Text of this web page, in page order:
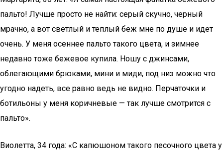
пальто! Лучше просто не найти: серый скучно, черный
мрачно, а вот светлый и теплый беж мне по душе и идет
очень. У меня осеннее пальто такого цвета, и зимнее
недавно тоже бежевое купила. Ношу с джинсами,
облегающими брюками, мини и миди, под низ можно что
угодно надеть, все равно ведь не видно. Перчаточки и
ботильоны у меня коричневые — так лучше смотрится с
пальто».
Виолетта, 34 года: «С капюшоном такого песочного цвета у